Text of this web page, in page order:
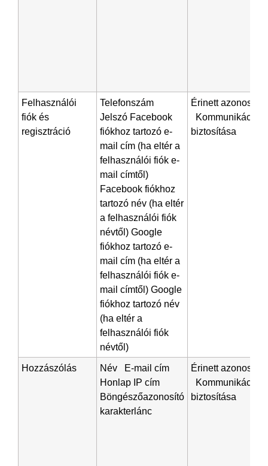
Felhasználói
fiók és
regisztráció
Telefonszám
Jelszó Facebook
fiókhoz tartozó e-
mail cím (ha eltér a
felhasználói fiók e-
mail címtől)
Facebook fiókhoz
tartozó név (ha eltér
a felhasználói fiók
névtől) Google
fiókhoz tartozó e-
mail cím (ha eltér a
felhasználói fiók e-
mail címtől) Google
fiókhoz tartozó név
(ha eltér a
felhasználói fiók
névtől)
Érinett
Kommunikáció
biztosítása
Hozzászólás
Név E-mail cím
Honlap IP cím
Böngészőazonosító
karakterlánc
Érinett
Kommunikáció
biztosítása